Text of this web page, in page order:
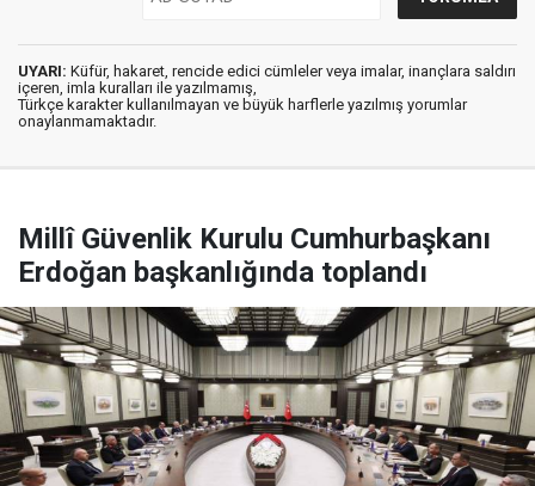
UYARI: Küfür, hakaret, rencide edici cümleler veya imalar, inançlara saldırı
içeren, imla kuralları ile yazılmamış,
Türkçe karakter kullanılmayan ve büyük harflerle yazılmış yorumlar
onaylanmamaktadır.
Millî Güvenlik Kurulu Cumhurbaşkanı
Erdoğan başkanlığında toplandı